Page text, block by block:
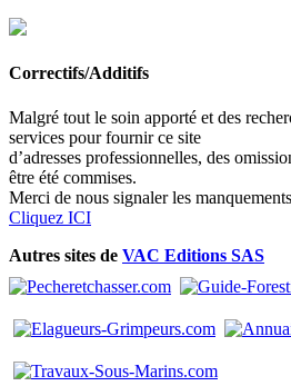
Correctifs/Additifs
Malgré tout le soin apporté et des
services pour fournir ce site
d’adresses professionnelles, des
être été commises.
Merci de nous signaler les
Cliquez ICI
Autres sites de VAC Editions SAS